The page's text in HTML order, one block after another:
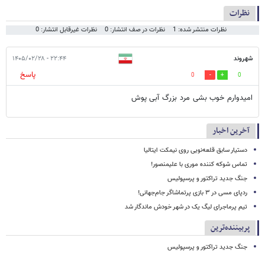
نظرات
نظرات منتشر شده: 1 نظرات در صف انتشار: 0 نظرات غیرقابل انتشار: 0
شهروند ۲۲:۴۴ - ۱۴۰۵/۰۲/۲۸
0
0
پاسخ
امیدوارم خوب بشی مرد بزرگ آبی پوش
آخرین اخبار
دستیار سابق قلعه‌نویی روی نیمکت ایتالیا
تماس شوکه کننده موری با علیمنصور!
جنگ جدید تراکتور و پرسپولیس
ردپای مسی در ۳ بازی پرتماشاگر جام‌جهانی!
تیم پرماجرای لیگ یک در شهر خودش ماندگار شد
پربیننده‌ترین
جنگ جدید تراکتور و پرسپولیس